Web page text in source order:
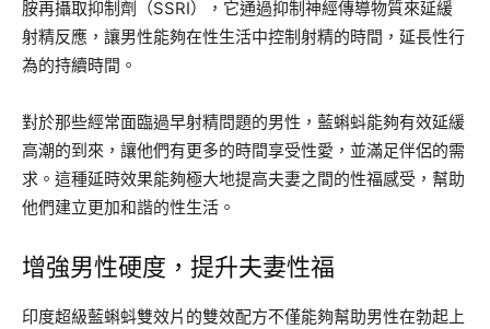
胺再攝取抑制劑（SSRI），它通過抑制神經傳導物質來延緩
射精反應，讓男性能夠在性生活中控制射精的時間，延長性行
為的持續時間。
對於那些經常面臨過早射精問題的男性，藍蝌蚪能夠有效延緩
高潮的到來，讓他們有更多的時間享受性愛，並滿足伴侶的需
求。這種延時效果能夠極大地提高夫妻之間的性福感受，幫助
他們建立更加和諧的性生活。
增強男性硬度，提升夫妻性福
印度超級藍蝌蚪雙效片的雙效配方不僅能夠幫助男性在勃起上